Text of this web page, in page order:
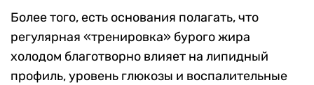
Более того, есть основания полагать, что
регулярная «тренировка» бурого жира
холодом благотворно влияет на липидный
профиль, уровень глюкозы и воспалительные